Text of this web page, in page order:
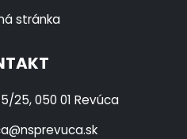
stránka
25, 050 01 Revúca